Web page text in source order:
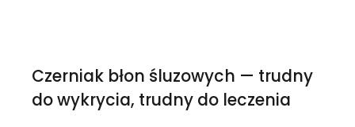
Czerniak błon śluzowych — trudny
do wykrycia, trudny do leczenia